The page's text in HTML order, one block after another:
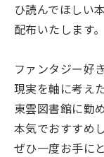
ひ読んでほしい
配布いたします。
ファンタジー好
現実を軸に考え
東雲図書館に勤
本気でおすすめ
ぜひ一度お手に